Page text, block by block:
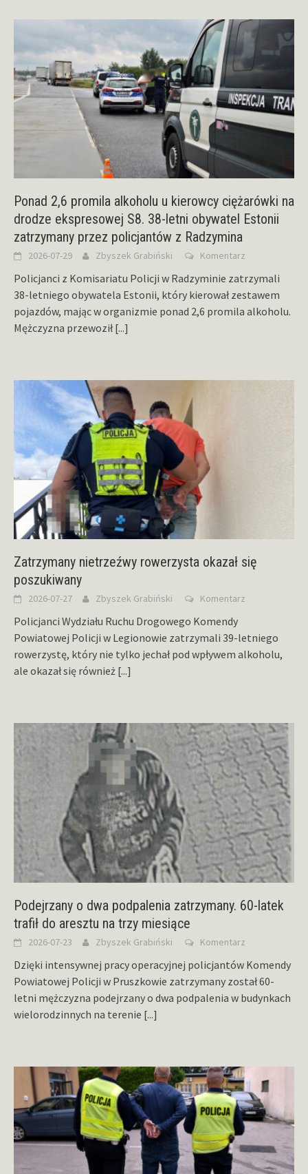
Ponad 2,6 promila alkoholu u kierowcy ciężarówki na
drodze ekspresowej S8. 38-letni obywatel Estonii
zatrzymany przez policjantów z Radzymina
2026-07-29 Zbyszek Grabiński Komentarz
Policjanci z Komisariatu Policji w Radzyminie zatrzymali
38-letniego obywatela Estonii, który kierował zestawem
pojazdów, mając w organizmie ponad 2,6 promila alkoholu.
Mężczyzna przewoził[...]
Zatrzymany nietrzeźwy rowerzysta okazał się
poszukiwany
2026-07-27 Zbyszek Grabiński Komentarz
Policjanci Wydziału Ruchu Drogowego Komendy
Powiatowej Policji w Legionowie zatrzymali 39-letniego
rowerzystę, który nie tylko jechał pod wpływem alkoholu,
ale okazał się również [...]
Podejrzany o dwa podpalenia zatrzymany. 60-latek
trafił do aresztu na trzy miesiące
2026-07-23 Zbyszek Grabiński Komentarz
Dzięki intensywnej pracy operacyjnej policjantów Komendy
Powiatowej Policji w Pruszkowie zatrzymany został 60-
letni mężczyzna podejrzany o dwa podpalenia w budynkach
wielorodzinnych na terenie [...]